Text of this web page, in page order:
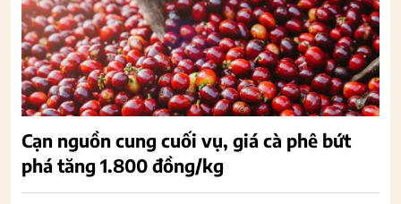
Cạn nguồn cung cuối vụ, giá cà phê bứt
phá tăng 1.800 đồng/kg